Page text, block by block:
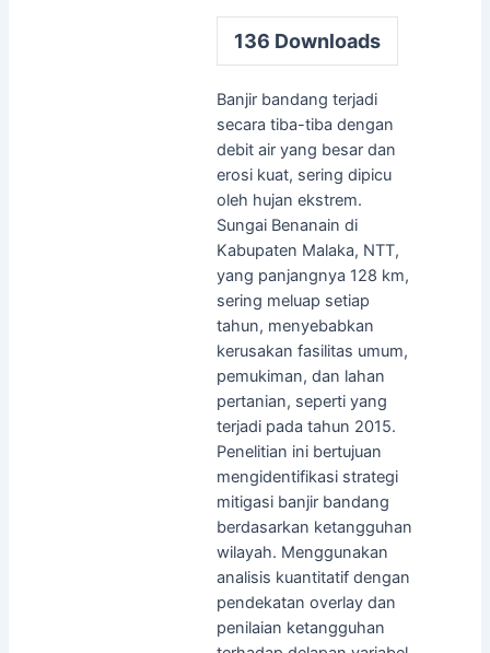
136 Downloads
Banjir bandang terjadi
secara tiba-tiba dengan
debit air yang besar dan
erosi kuat, sering dipicu
oleh hujan ekstrem.
Sungai Benanain di
Kabupaten Malaka, NTT,
yang panjangnya 128 km,
sering meluap setiap
tahun, menyebabkan
kerusakan fasilitas umum,
pemukiman, dan lahan
pertanian, seperti yang
terjadi pada tahun 2015.
Penelitian ini bertujuan
mengidentifikasi strategi
mitigasi banjir bandang
berdasarkan ketangguhan
wilayah. Menggunakan
analisis kuantitatif dengan
pendekatan overlay dan
penilaian ketangguhan